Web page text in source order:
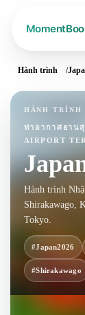
Hành trình
HÀNH TRÌNH
ท่าอากาศยาน
AIRPORT
Hành trình
Shirakawago,
Tokyo.
#Japan2026
#Shirakawago